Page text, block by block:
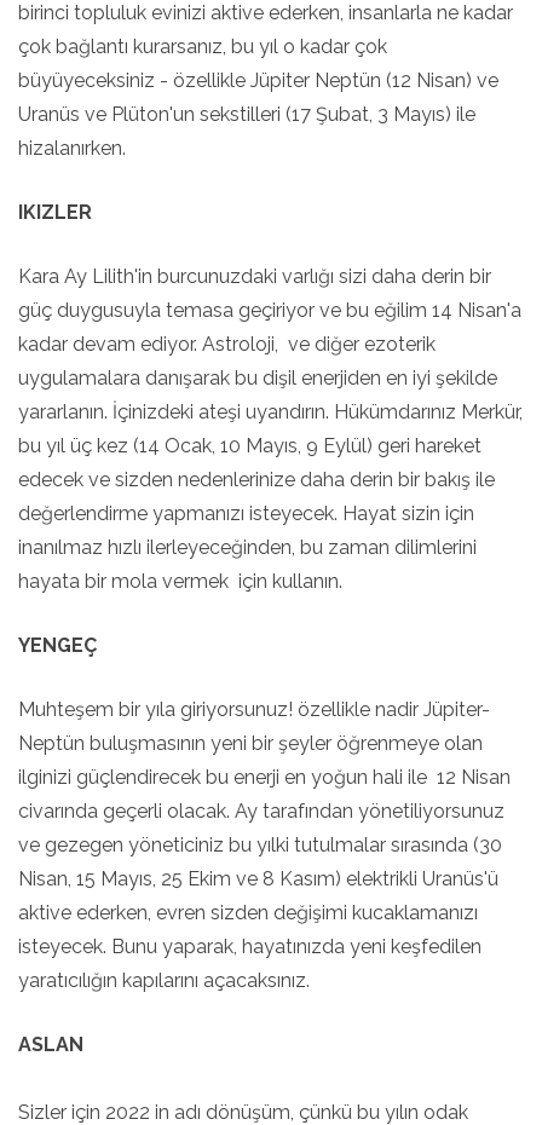
birinci topluluk evinizi aktive ederken, insanlarla ne kadar
çok bağlantı kurarsanız, bu yıl o kadar çok
büyüyeceksiniz - özellikle Jüpiter Neptün (12 Nisan) ve
Uranüs ve Plüton'un sekstilleri (17 Şubat, 3 Mayıs) ile
hizalanırken.
IKIZLER
Kara Ay Lilith'in burcunuzdaki varlığı sizi daha derin bir
güç duygusuyla temasa geçiriyor ve bu eğilim 14 Nisan'a
kadar devam ediyor. Astroloji, ve diğer ezoterik
uygulamalara danışarak bu dişil enerjiden en iyi şekilde
yararlanın. İçinizdeki ateşi uyandırın. Hükümdarınız Merkür,
bu yıl üç kez (14 Ocak, 10 Mayıs, 9 Eylül) geri hareket
edecek ve sizden nedenlerinize daha derin bir bakış ile
değerlendirme yapmanızı isteyecek. Hayat sizin için
inanılmaz hızlı ilerleyeceğinden, bu zaman dilimlerini
hayata bir mola vermek için kullanın.
YENGEÇ
Muhteşem bir yıla giriyorsunuz! özellikle nadir Jüpiter-
Neptün buluşmasının yeni bir şeyler öğrenmeye olan
ilginizi güçlendirecek bu enerji en yoğun hali ile 12 Nisan
civarında geçerli olacak. Ay tarafından yönetiliyorsunuz
ve gezegen yöneticiniz bu yılki tutulmalar sırasında (30
Nisan, 15 Mayıs, 25 Ekim ve 8 Kasım) elektrikli Uranüs'ü
aktive ederken, evren sizden değişimi kucaklamanızı
isteyecek. Bunu yaparak, hayatınızda yeni keşfedilen
yaratıcılığın kapılarını açacaksınız.
ASLAN
Sizler için 2022 in adı dönüşüm, çünkü bu yılın odak